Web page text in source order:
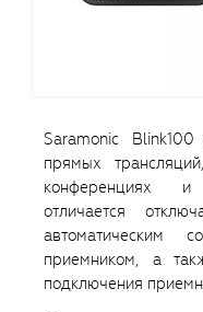
Saramonic
прямых
конференциях и
отличается
автоматическим
приемником, а
подключения